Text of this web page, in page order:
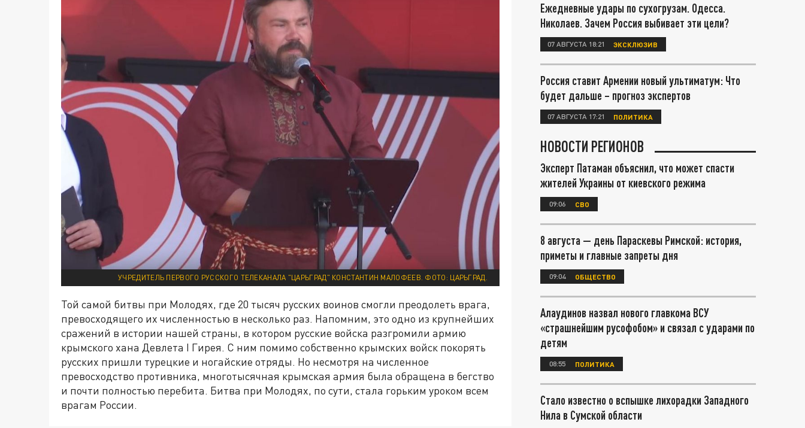
УЧРЕДИТЕЛЬ ПЕРВОГО РУССКОГО ТЕЛЕКАНАЛА "ЦАРЬГРАД" КОНСТАНТИН МАЛОФЕЕВ. ФОТО: ЦАРЬГРАД.
Той самой битвы при Молодях, где 20 тысяч русских воинов смогли преодолеть врага,
превосходящего их численностью в несколько раз. Напомним, это одно из крупнейших
сражений в истории нашей страны, в котором русские войска разгромили армию
крымского хана Девлета I Гирея. С ним помимо собственно крымских войск покорять
русских пришли турецкие и ногайские отряды. Но несмотря на численное
превосходство противника, многотысячная крымская армия была обращена в бегство
и почти полностью перебита. Битва при Молодях, по сути, стала горьким уроком всем
врагам России.
Ежедневные удары по сухогрузам. Одесса.
Николаев. Зачем Россия выбивает эти цели?
07 АВГУСТА 18:21 ЭКСКЛЮЗИВ
Россия ставит Армении новый ультиматум: Что
будет дальше – прогноз экспертов
07 АВГУСТА 17:21 ПОЛИТИКА
НОВОСТИ РЕГИОНОВ
Эксперт Патаман объяснил, что может спасти
жителей Украины от киевского режима
09:06 СВО
8 августа — день Параскевы Римской: история,
приметы и главные запреты дня
09:04 ОБЩЕСТВО
Алаудинов назвал нового главкома ВСУ
«страшнейшим русофобом» и связал с ударами по
детям
08:55 ПОЛИТИКА
Стало известно о вспышке лихорадки Западного
Нила в Сумской области